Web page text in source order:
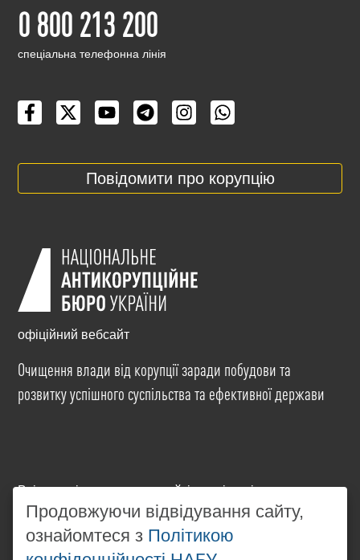
0 800 213 200
cпеціальна телефонна лінія
Повідомити про корупцію
офіційний вебсайт
Очищення влади від корупції заради побудови та
розвитку успішного суспільства та ефективної держави
Всі матеріали на цьому сайті розміщені на умовах
ліцензіїCreative Commons Attribution-NonCommercial-
NoDerivatives 4.0 International. Використання будь-
яких матеріалів, розміщених на сайті, дозволяється
Продовжуючи відвідування сайту,
ознайомтеся з Політикою